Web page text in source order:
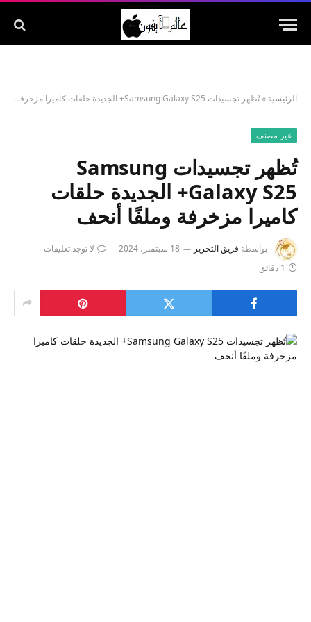
الرئيسية »تُظهر تجسيدات Samsung Galaxy S25+ الجديدة حلقات كاميرا مزخرفة وملفًا أنحف
غير مصنف
تُظهر تجسيدات Samsung
Galaxy S25+ الجديدة حلقات
كاميرا مزخرفة وملفًا أنحف
بواسطة فريق التحرير 18 سبتمبر، 2024
لا توجد تعليقات
1 دقائق